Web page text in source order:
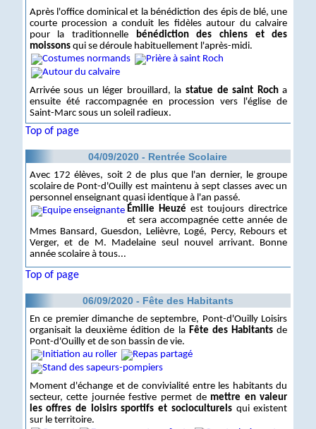
Après l'office dominical et la bénédiction des épis de blé, une
courte procession a conduit les fidèles autour du calvaire
pour la traditionnelle
bénédiction des chiens et des
moissonsqui se déroule habituellement l'après-midi.
Arrivée sous un léger brouillard, lastatue de saint Rocha
ensuite été raccompagnée en procession vers l'église de
Saint-Marc sous un soleil radieux.
Top of page
04/09/2020 - Rentrée Scolaire
Avec 172 élèves, soit 2 de plus que l'an dernier, le groupe
scolaire de Pont-d'Ouilly est maintenu à sept classes avec un
personnel enseignant quasi identique à l'an passé.
Émilie Heuzé est toujours directrice
et sera accompagnée cette année de
Mmes Bansard, Guesdon, Lelièvre, Logé, Percy, Rebours et
Verger, et de M. Madelaine seul nouvel arrivant. Bonne
année scolaire à tous...
Top of page
06/09/2020 - Fête des Habitants
En ce premier dimanche de septembre, Pont-d'Ouilly Loisirs
organisait la deuxième édition de la Fête des Habitants de
Pont-d'Ouilly et de son bassin de vie.
Moment d'échange et de convivialité entre les habitants du
secteur, cette journée festive permet de mettre en valeur
les offres de loisirs sportifs et socioculturelsqui existent
sur le territoire.